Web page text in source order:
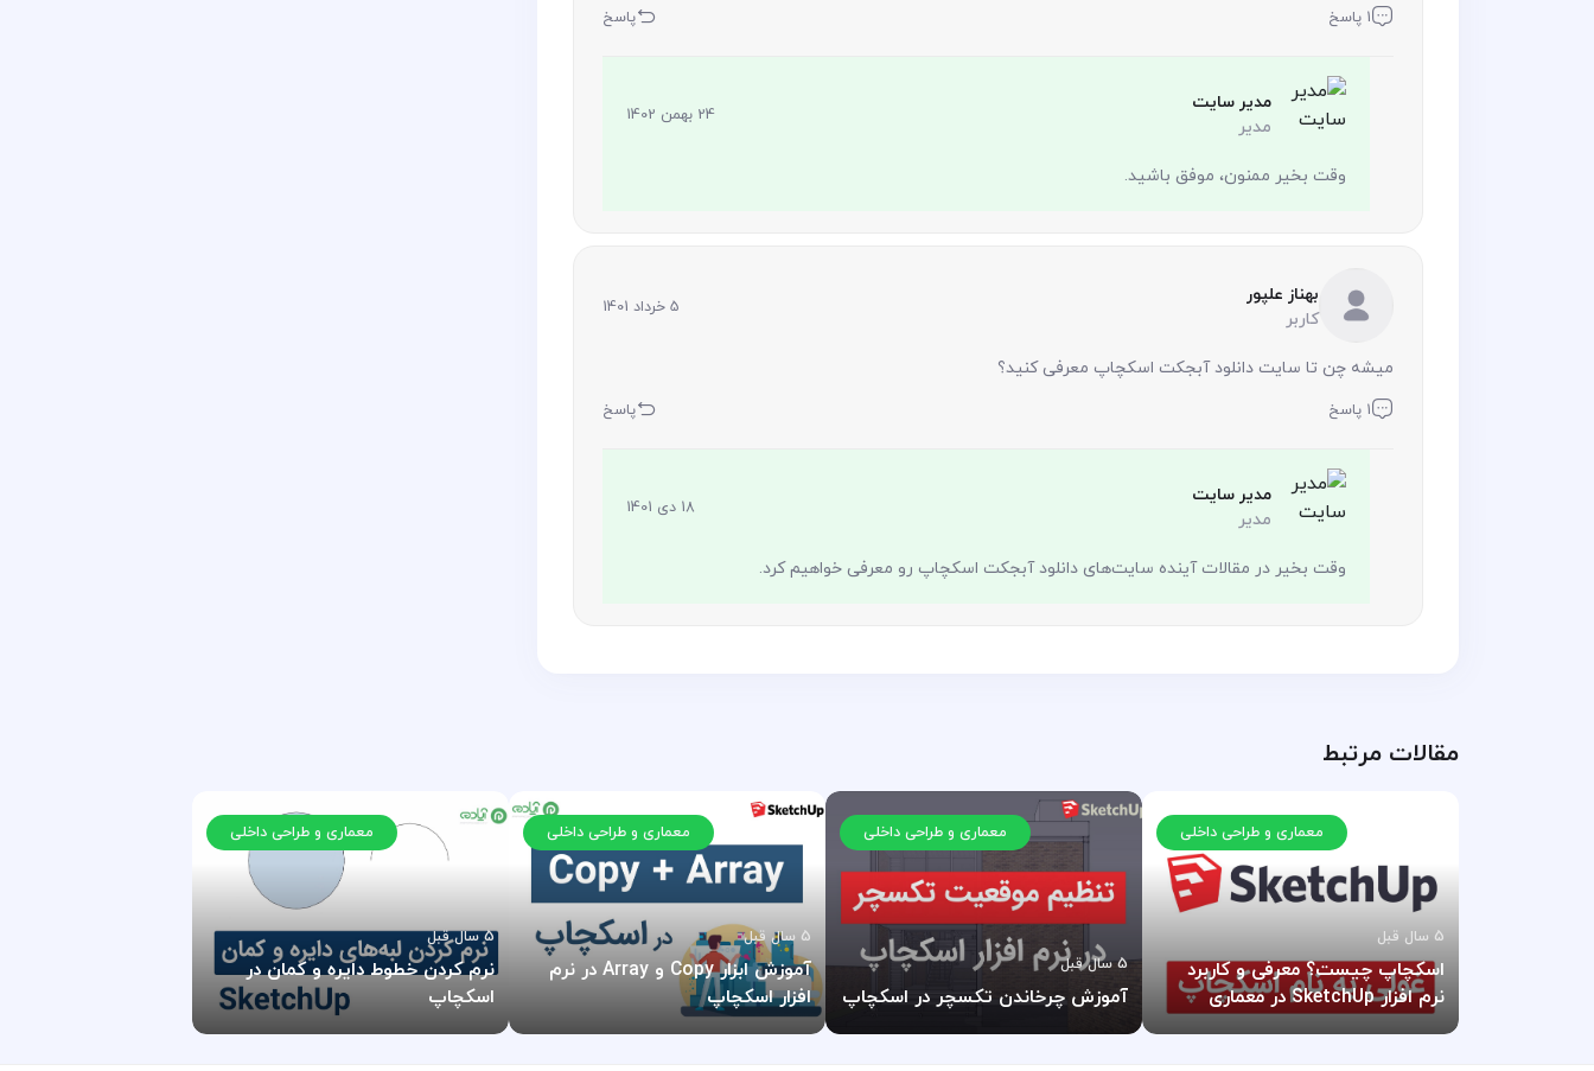
1 پاسخ پاسخ
مدیر سایت
مدیر
24 بهمن 1402
وقت بخیر ممنون، موفق باشید.
بهناز علپور
کاربر
5 خرداد 1401
میشه چن تا سایت دانلود آبجکت اسکچاپ معرفی کنید؟
1 پاسخ پاسخ
مدیر سایت
مدیر
18 دی 1401
وقت بخیر در مقالات آینده سایت‌های دانلود آبجکت اسکچاپ رو معرفی خواهیم کرد.
مقالات مرتبط
معماری و طراحی داخلی
5 سال قبل
اسکچاپ چیست؟ معرفی و کاربرد
نرم افزار SketchUp در معماری
معماری و طراحی داخلی
5 سال قبل
آموزش چرخاندن تکسچر در اسکچاپ
معماری و طراحی داخلی
5 سال قبل
آموزش ابزار Copy و Array در نرم
افزار اسکچاپ
معماری و طراحی داخلی
5 سال قبل
نرم کردن خطوط دایره و کمان در
اسکچاپ